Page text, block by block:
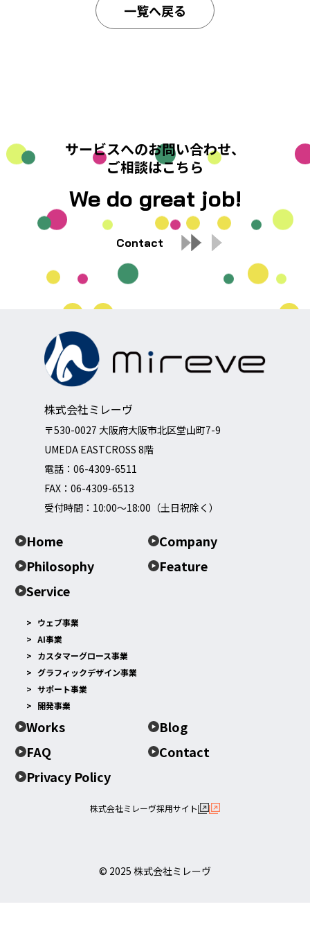
一覧へ戻る
サービスへのお問い合わせ、
ご相談はこちら
We do great job!
Contact
株式会社ミレーヴ
〒530-0027 大阪府大阪市北区堂山町7-9
UMEDA EASTCROSS 8階
電話： 06-4309-6511
FAX：06-4309-6513
受付時間：10:00～18:00（土日祝除く）
Home
Company
Philosophy
Feature
Service
ウェブ事業
AI事業
カスタマーグロース事業
グラフィックデザイン事業
サポート事業
開発事業
Works
Blog
FAQ
Contact
Privacy Policy
株式会社ミレーヴ採用サイト
© 2025 株式会社ミレーヴ